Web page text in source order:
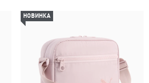
НОВИНКА